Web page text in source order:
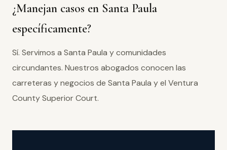
¿Manejan casos en Santa Paula
específicamente?
Sí. Servimos a Santa Paula y comunidades
circundantes. Nuestros abogados conocen las
carreteras y negocios de Santa Paula y el Ventura
County Superior Court.